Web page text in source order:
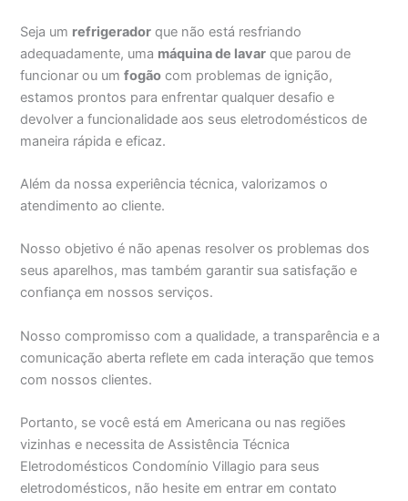
Seja um refrigerador que não está resfriando
adequadamente, uma máquina de lavar que parou de
funcionar ou umfogão com problemas de ignição,
estamos prontos para enfrentar qualquer desafio e
devolver a funcionalidade aos seus eletrodomésticos de
maneira rápida e eficaz.
Além da nossa experiência técnica, valorizamos o
atendimento ao cliente.
Nosso objetivo é não apenas resolver os problemas dos
seus aparelhos, mas também garantir sua satisfação e
confiança em nossos serviços.
Nosso compromisso com a qualidade, a transparência e a
comunicação aberta reflete em cada interação que temos
com nossos clientes.
Portanto, se você está em Americana ou nas regiões
vizinhas e necessita de Assistência Técnica
Eletrodomésticos Condomínio Villagio para seus
eletrodomésticos, não hesite em entrar em contato